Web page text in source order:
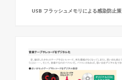
USB フラッシュメモリによる感染防止策